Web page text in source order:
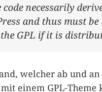
code necessarily
and thus must be
GPL if it is
welcher ab und
einem GPL-Theme